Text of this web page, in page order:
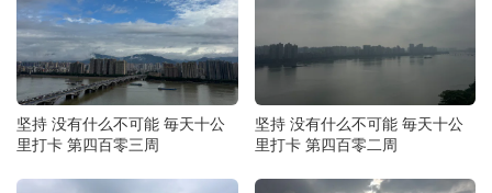
坚持 没有什么不可能 毎天十公
里打卡 第四百零三周
坚持 没有什么不可能 毎天十公
里打卡 第四百零二周